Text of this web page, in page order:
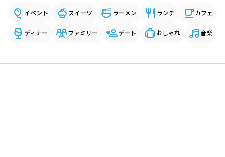
イベント スイーツ ラーメン ランチ カフェ
ディナー ファミリー デート おしゃれ 音楽